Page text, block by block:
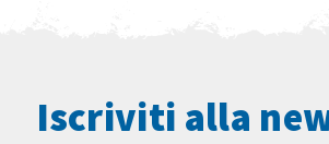
Iscriviti alla